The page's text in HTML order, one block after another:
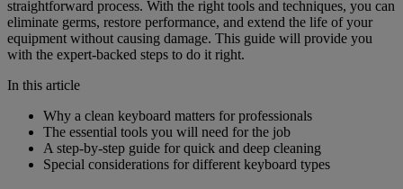
straightforward process. With the right tools and techniques, you can
eliminate germs, restore performance, and extend the life of your
equipment without causing damage. This guide will provide you
with the expert-backed steps to do it right.
In this article
Why a clean keyboard matters for professionals
The essential tools you will need for the job
A step-by-step guide for quick and deep cleaning
Special considerations for different keyboard types